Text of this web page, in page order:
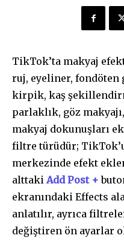
TikTok’ta makyaj
ruj, eyeliner, fondöten
kirpik, kaş
parlaklık, göz
makyaj dokunuşları
filtre türüdür;
merkezinde efekt
alttaki Add Post +
ekranındaki Effects
anlatılır, ayrıca
değiştiren ön ayarlar